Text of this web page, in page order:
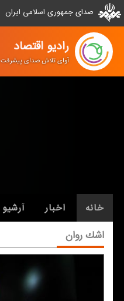
صدای جمهوری اسلامی ایران
رادیو اقتصاد
آوای تلاش صدای پیشرفت
خانه اخبار آرشیو
اشك روان